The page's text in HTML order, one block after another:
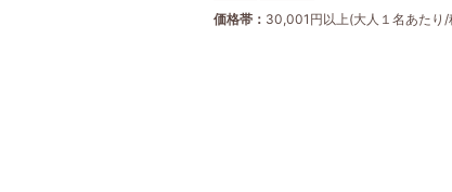
価格帯 30,001円以上(大人１名あたり/